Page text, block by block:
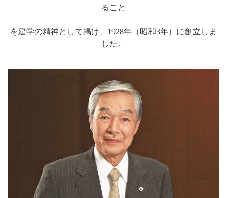
ること
を建学の精神として掲げ、1928年（昭和3年）に創立しま
した。